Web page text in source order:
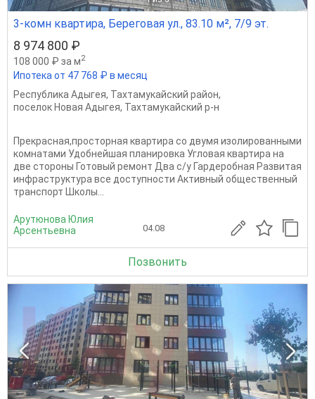
3-комн квартира, Береговая ул., 83.10 м², 7/9 эт.
8 974 800 ₽
108 000 ₽ за м2
Ипотека от 47 768 ₽ в месяц
Республика Адыгея, Тахтамукайский район,
поселок Новая Адыгея, Тахтамукайский р-н
Прекрасная,просторная квартира со двумя изолированными
комнатами Удобнейшая планировка Угловая квартира на
две стороны Готовый ремонт Два с/у Гардеробная Развитая
инфраструктура все доступности Активный общественный
транспорт Школы...
Арутюнова Юлия
Арсентьевна
04.08
Позвонить